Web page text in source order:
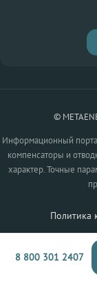
©
Информационный
компенсаторы и
характер. Точные
Политика
8 800 301 2407